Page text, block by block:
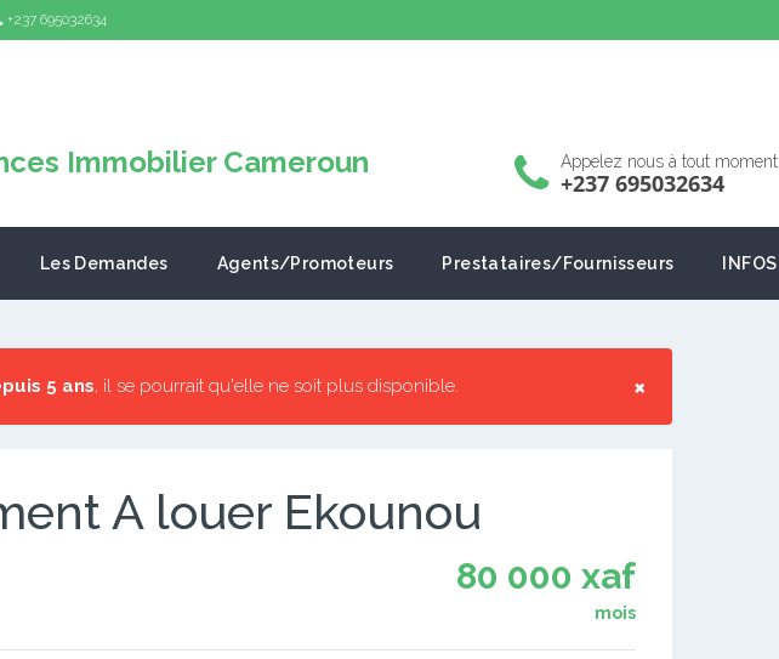
+237 695032634
Appelez nous à tout moment
+237 695032634
Les Demandes Agents/Promoteurs Prestataires/Fournisseurs INFOS
×
5 ans, il se pourrait qu'elle ne soit plus disponible.
A louer Ekounou
80 000 xaf
mois